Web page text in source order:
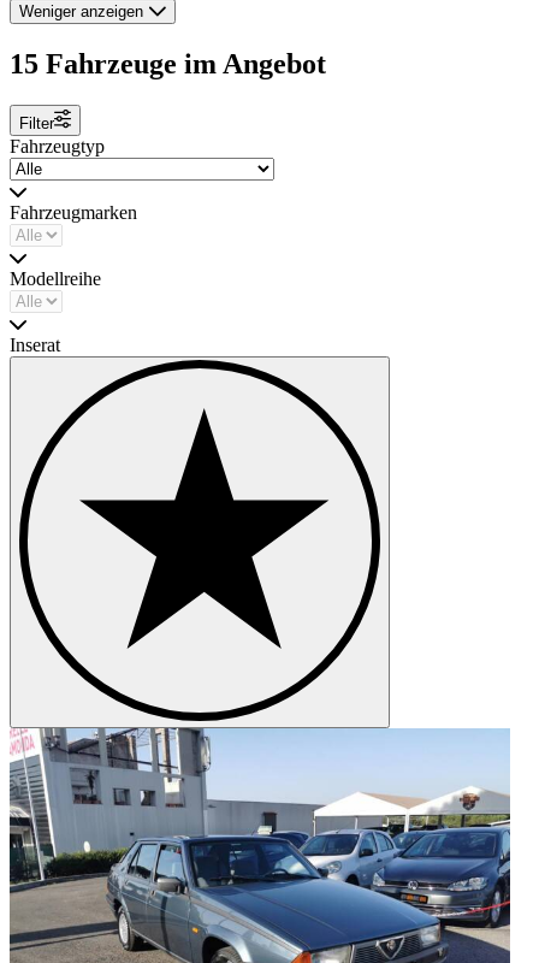
Weniger anzeigen
15 Fahrzeuge im Angebot
Filter
Fahrzeugtyp
Fahrzeugmarken
Modellreihe
Inserat